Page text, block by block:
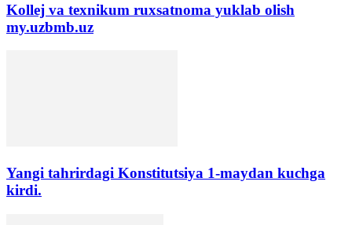
Kollej va texnikum ruxsatnoma yuklab olish
my.uzbmb.uz
Yangi tahrirdagi Konstitutsiya 1-maydan kuchga
kirdi.